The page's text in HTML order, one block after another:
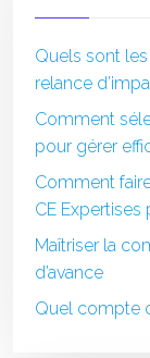
Quels sont
relance
Comment
pour gérer
Comment
CE
Maîtriser la
d’avance
Quel compte